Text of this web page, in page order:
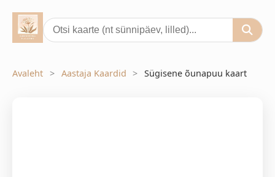
Avaleht Aastaja Kaardid Sügisene õunapuu kaart